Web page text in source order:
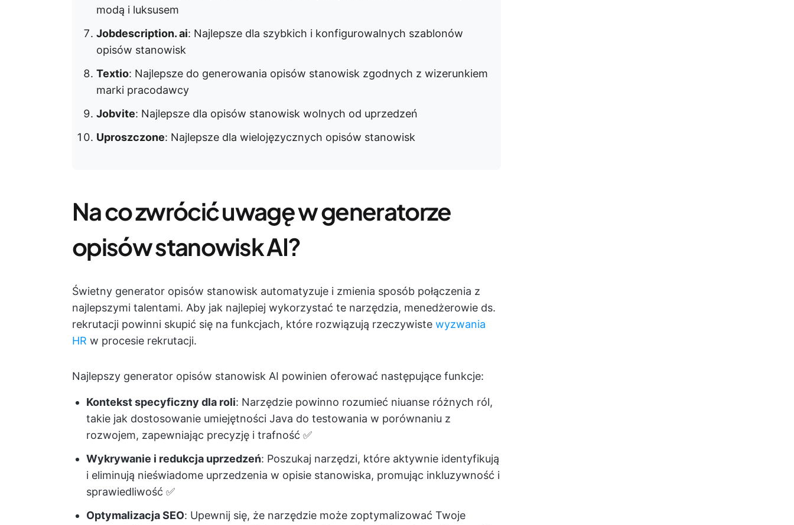
modą i luksusem
Jobdescription. ai: Najlepsze dla szybkich i konfigurowalnych szablonów
opisów stanowisk
Textio: Najlepsze do generowania opisów stanowisk zgodnych z wizerunkiem
marki pracodawcy
Jobvite: Najlepsze dla opisów stanowisk wolnych od uprzedzeń
Uproszczone: Najlepsze dla wielojęzycznych opisów stanowisk
Na co zwrócić uwagę w generatorze
opisów stanowisk AI?
Świetny generator opisów stanowisk automatyzuje i zmienia sposób połączenia z
najlepszymi talentami. Aby jak najlepiej wykorzystać te narzędzia, menedżerowie ds.
rekrutacji powinni skupić się na funkcjach, które rozwiązują rzeczywiste wyzwania
HR w procesie rekrutacji.
Najlepszy generator opisów stanowisk AI powinien oferować następujące funkcje:
Kontekst specyficzny dla roli: Narzędzie powinno rozumieć niuanse różnych ról,
takie jak dostosowanie umiejętności Java do testowania w porównaniu z
rozwojem, zapewniając precyzję i trafność ✅
Wykrywanie i redukcja uprzedzeń: Poszukaj narzędzi, które aktywnie identyfikują
i eliminują nieświadome uprzedzenia w opisie stanowiska, promując inkluzywność i
sprawiedliwość ✅
Optymalizacja SEO: Upewnij się, że narzędzie może zoptymalizować Twoje